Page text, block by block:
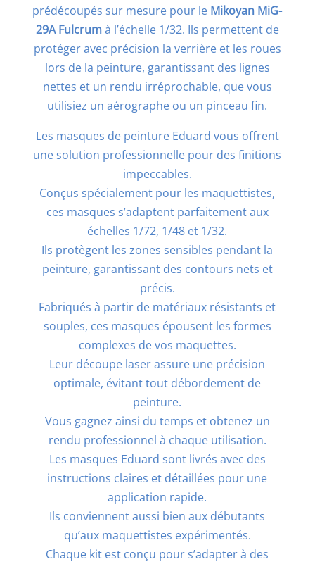
prédécoupés sur mesure pour le Mikoyan MiG-
29A Fulcrumà l’échelle 1/32. Ils permettent de
protéger avec précision la verrière et les roues
lors de la peinture, garantissant des lignes
nettes et un rendu irréprochable, que vous
utilisiez un aérographe ou un pinceau fin.
Les masques de peinture Eduard vous offrent
une solution professionnelle pour des finitions
impeccables.
Conçus spécialement pour les maquettistes,
ces masques s’adaptent parfaitement aux
échelles 1/72, 1/48 et 1/32.
Ils protègent les zones sensibles pendant la
peinture, garantissant des contours nets et
précis.
Fabriqués à partir de matériaux résistants et
souples, ces masques épousent les formes
complexes de vos maquettes.
Leur découpe laser assure une précision
optimale, évitant tout débordement de
peinture.
Vous gagnez ainsi du temps et obtenez un
rendu professionnel à chaque utilisation.
Les masques Eduard sont livrés avec des
instructions claires et détaillées pour une
application rapide.
Ils conviennent aussi bien aux débutants
qu’aux maquettistes expérimentés.
Chaque kit est conçu pour s’adapter à des